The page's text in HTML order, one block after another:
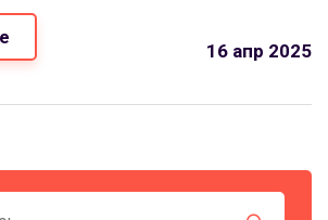
могут подчеркнуть характер
Давайте рассмотрим ключевые
16 апр 2025